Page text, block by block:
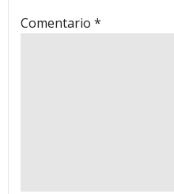
Comentario *